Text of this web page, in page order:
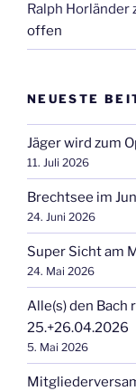
Ralph Horländer
offen
NEUESTE
Jäger wird zum
11. Juli 2026
Brechtsee im
24. Juni 2026
Super Sicht am
24. Mai 2026
Alle(s) den Bach
25.+26.04.2026
5. Mai 2026